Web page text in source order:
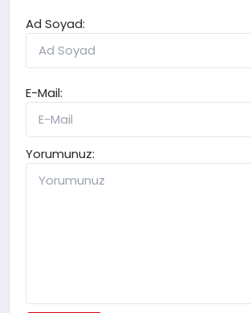
Ad Soyad:
E-Mail:
Yorumunuz: